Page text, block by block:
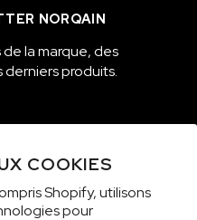
COOKIES
Shopify, utilisons
pour
NORQAIN
la marque, des
produits.